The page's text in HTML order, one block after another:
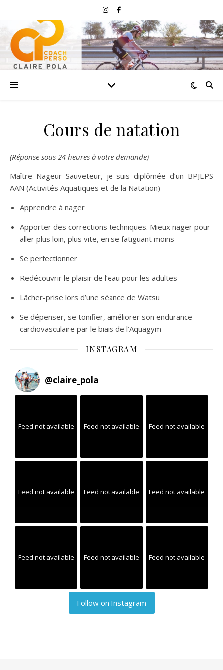
Cours de natation
(Réponse sous 24 heures à votre demande)
Maître Nageur Sauveteur, je suis diplômée d’un BPJEPS
AAN (Activités Aquatiques et de la Natation)
Apprendre à nager
Apporter des corrections techniques. Mieux nager pour
aller plus loin, plus vite, en se fatiguant moins
Se perfectionner
Redécouvrir le plaisir de l’eau pour les adultes
Lâcher-prise lors d’une séance de Watsu
Se dépenser, se tonifier, améliorer son endurance
cardiovasculaire par le biais de l’Aquagym
INSTAGRAM
@claire_pola
Feed not available Feed not available Feed not available
Feed not available Feed not available Feed not available
Feed not available Feed not available Feed not available
Follow on Instagram